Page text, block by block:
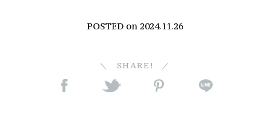
POSTED on 2024.11.26
SHARE!